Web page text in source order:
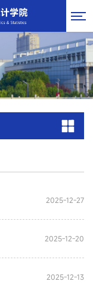
2025-12-27
2025-12-20
2025-12-13